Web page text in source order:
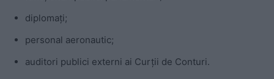
diplomați;
personal aeronautic;
auditori publici externi ai Curții de Conturi.